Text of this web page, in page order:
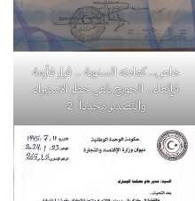
خاص.. كعادته السنوية .. قرار فأزمة
فإلغاء.. الحويج يلغي حظر الاستيراد
والتصدير مجدداً 2